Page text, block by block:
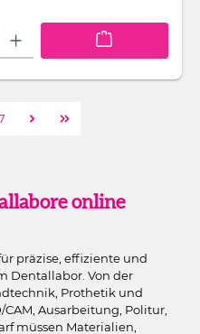
Wert ein oder benutze die
online
präzise, effiziente und
Dentallabor. Von der
Prothetik und
Ausarbeitung, Politur,
müssen Materialien,